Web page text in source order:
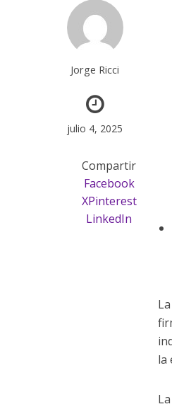
Jorge Ricci
julio 4, 2025
Compartir
Facebook
XPinterest
LinkedIn
la